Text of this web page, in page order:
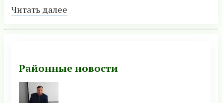
Читать далее
Районные новости